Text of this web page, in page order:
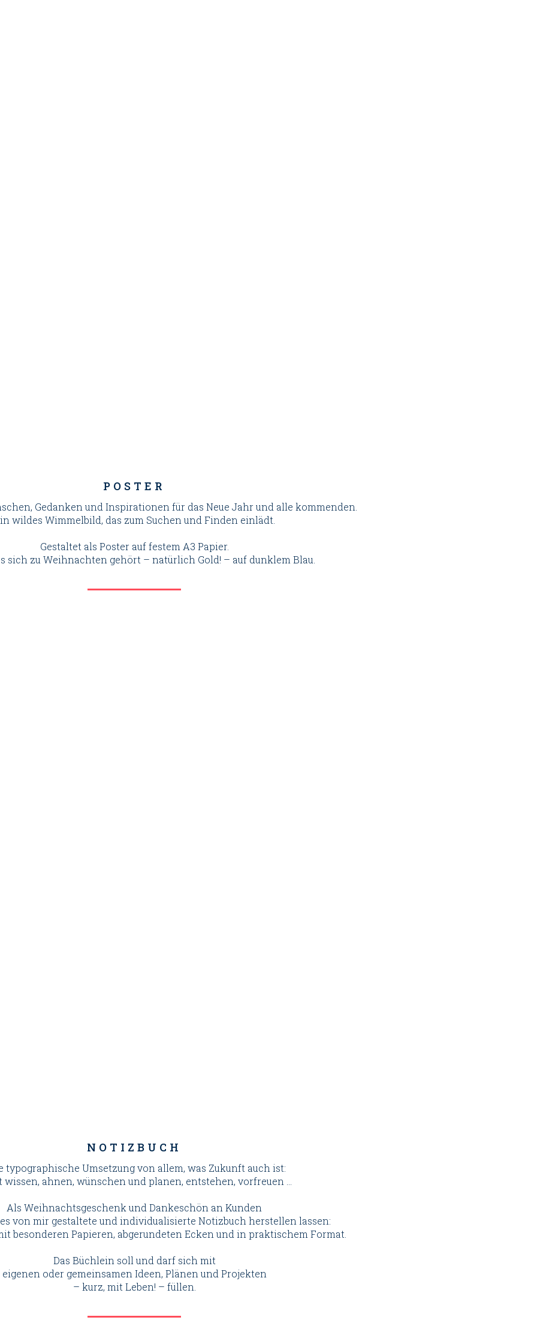
POSTER
Gedanken und Inspirationen für das Neue Jahr und alle kommenden.
wildes Wimmelbild, das zum Suchen und Finden einlädt.
Gestaltet als Poster auf festem A3 Papier.
sich zu Weihnachten gehört – natürlich Gold! – auf dunklem Blau.
NOTIZBUCH
typographische Umsetzung von allem, was Zukunft auch ist:
ahnen, wünschen und planen, entstehen, vorfreuen …
Als Weihnachtsgeschenk und Dankeschön an Kunden
von mir gestaltete und individualisierte Notizbuch herstellen lassen:
besonderen Papieren, abgerundeten Ecken und in praktischem Format.
Das Büchlein soll und darf sich mit
eigenen oder gemeinsamen Ideen, Plänen und Projekten
– kurz, mit Leben! – füllen.